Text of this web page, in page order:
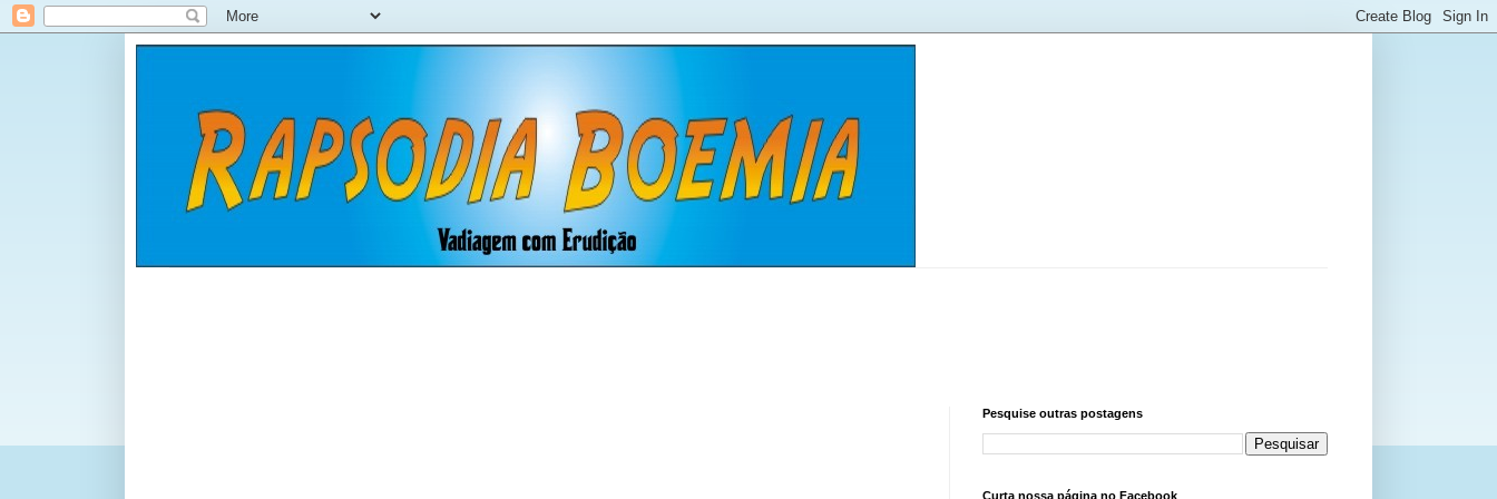
Pesquise outras postagens
Curta nossa página no Facebook